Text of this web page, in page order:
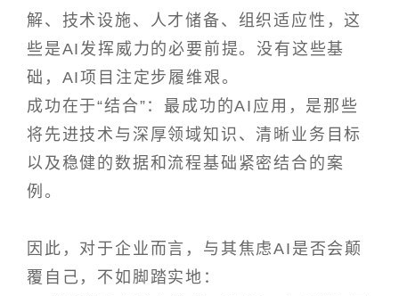
解、技术设施、人才储备、组织适应性，这
些是AI发挥威力的必要前提。没有这些基
础，AI项目注定步履维艰。
成功在于“结合”：最成功的AI应用，是那些
将先进技术与深厚领域知识、清晰业务目标
以及稳健的数据和流程基础紧密结合的案
例。
因此，对于企业而言，与其焦虑AI是否会颠
覆自己，不如脚踏实地：